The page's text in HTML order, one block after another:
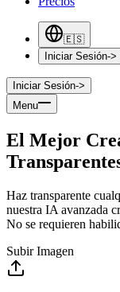
🇪🇸
Iniciar Sesión->
Iniciar Sesión->
Menu
El Mejor
Haz transparente
nuestra IA avanzada
No se requieren
Subir Imagen